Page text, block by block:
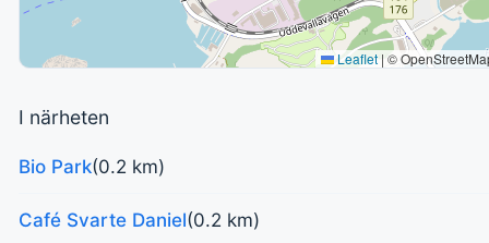
Leaflet | ©
I närheten
Bio Park(0.2 km)
Café Svarte Daniel(0.2 km)